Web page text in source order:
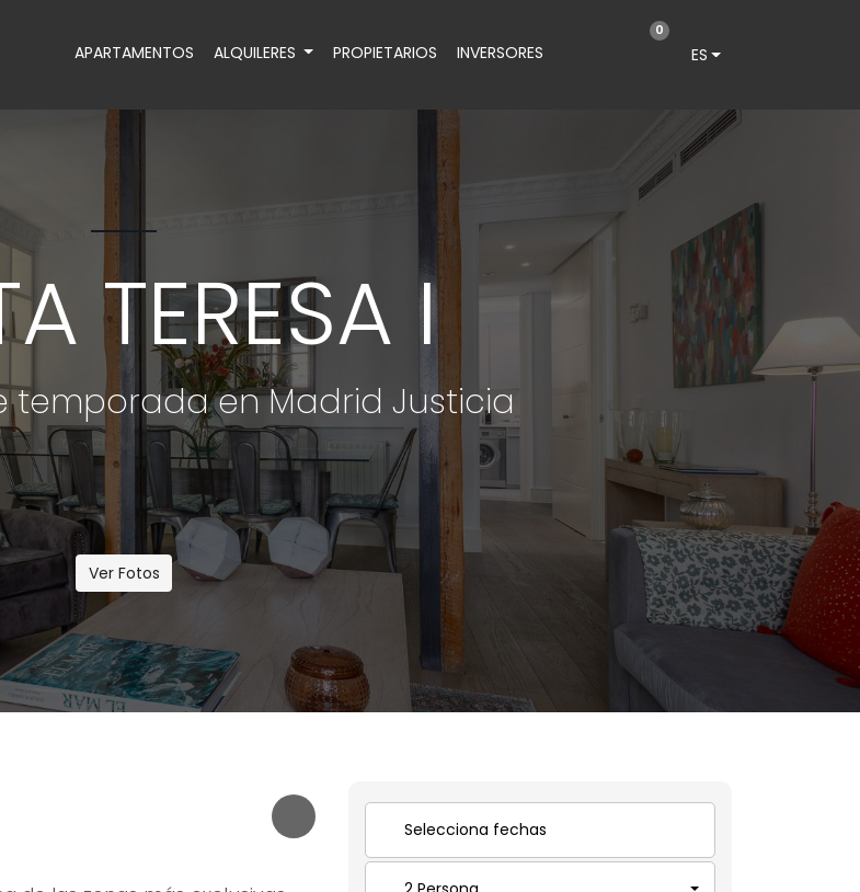
0
ES
APARTAMENTOS ALQUILERES PROPIETARIOS INVERSORES
TERESA I
temporada en Madrid Justicia
Ver Fotos